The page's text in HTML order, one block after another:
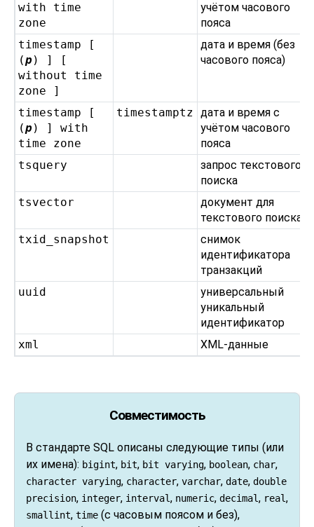
with time
zone
учётом часового
пояса
timestamp [
(p ) ] [
without time
zone ]
дата и время (без
часового пояса)
timestamp [
(p ) ] with
time zone
timestamptz дата и время с
учётом часового
пояса
tsquery
запрос текстового
поиска
tsvector
документ для
текстового поиска
txid_snapshot
снимок
идентификатора
транзакций
uuid
универсальный
уникальный
идентификатор
xml
XML-данные
Совместимость
В стандарте SQL описаны следующие типы (или
их имена): bigint, bit, bit varying, boolean, char,
character varying, character, varchar, date, double
precision, integer, interval, numeric, decimal, real,
smallint, time (с часовым поясом и без),